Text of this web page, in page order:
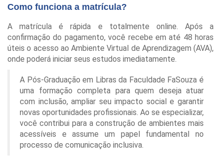
Como funciona a matrícula?
A matrícula é rápida e totalmente online. Após a
confirmação do pagamento, você recebe em até 48 horas
úteis o acesso ao Ambiente Virtual de Aprendizagem (AVA),
onde poderá iniciar seus estudos imediatamente.
A Pós-Graduação em Libras da Faculdade FaSouza é
uma formação completa para quem deseja atuar
com inclusão, ampliar seu impacto social e garantir
novas oportunidades profissionais. Ao se especializar,
você contribui para a construção de ambientes mais
acessíveis e assume um papel fundamental no
processo de comunicação inclusiva.